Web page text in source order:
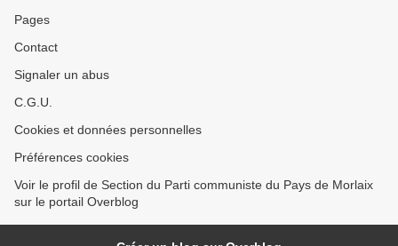
Pages
Contact
Signaler un abus
C.G.U.
Cookies et données personnelles
Préférences cookies
Voir le profil de Section du Parti communiste du Pays de Morlaix
sur le portail Overblog